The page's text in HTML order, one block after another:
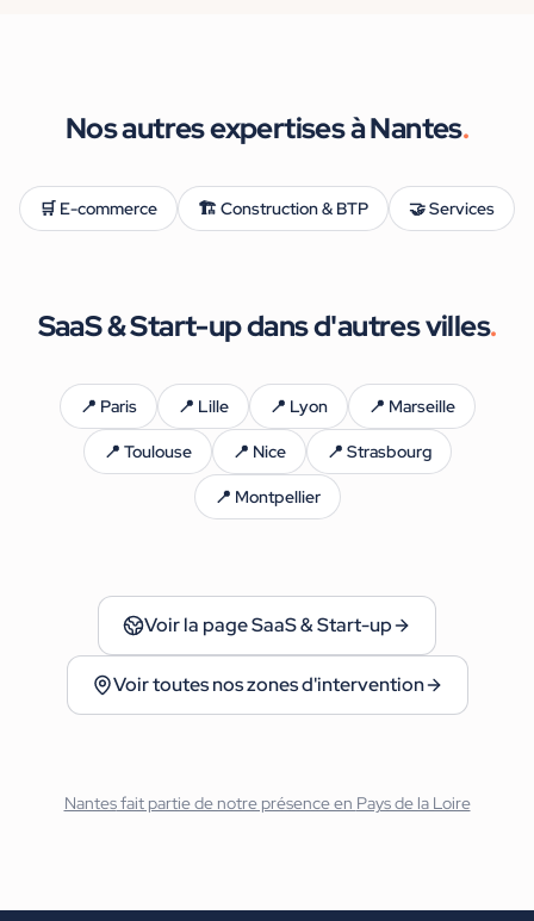
Nos autres expertises àNantes.
🛒 E-commerce 🏗️ Construction & BTP 🤝Services
SaaS & Start-updans d'autres villes.
📍 Paris 📍 Lille 📍 Lyon 📍 Marseille
📍 Toulouse 📍 Nice 📍 Strasbourg
📍 Montpellier
Voir la pageSaaS & Start-up
Voir toutes nos zones d'intervention
Nantesfait partie de notre présence en Pays de la Loire